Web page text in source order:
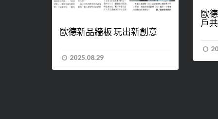
歐德新品牆板 玩出新創意
2025.08.29
歐
戶